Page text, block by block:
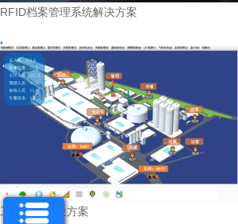
RFID档案管理系统解决方案
工厂人员定位方案